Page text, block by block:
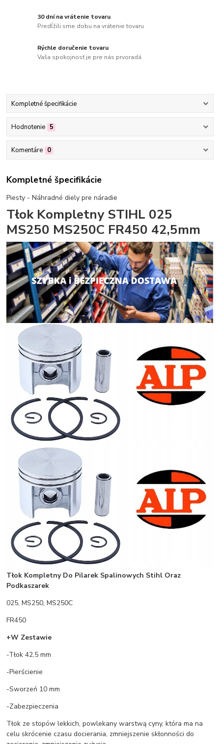
30 dní na vrátenie tovaru
Predĺžili sme dobu na vrátenie tovaru
Rýchle doručenie tovaru
Vaša spokojnosť je pre nás prvoradá
Kompletné špecifikácie
Hodnotenie 5
Komentáre 0
Kompletné špecifikácie
Piesty - Náhradné diely pre náradie
Tłok Kompletny STIHL 025
MS250 MS250C FR450 42,5mm
Tłok Kompletny Do Pilarek Spalinowych Stihl Oraz
Podkaszarek
025, MS250, MS250C
FR450
+W Zestawie
-Tłok 42,5 mm
-Pierścienie
-Sworzeń 10 mm
-Zabezpieczenia
Tłok ze stopów lekkich, powlekany warstwą cyny, która ma na
celu skrócenie czasu docierania, zmniejszenie skłonności do